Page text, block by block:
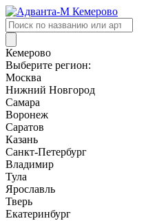
Поиск
товаров
Кемерово
Выберите регион:
Москва
Нижний Новгород
Самара
Воронеж
Саратов
Казань
Санкт-Петербург
Владимир
Тула
Ярославль
Тверь
Екатеринбург